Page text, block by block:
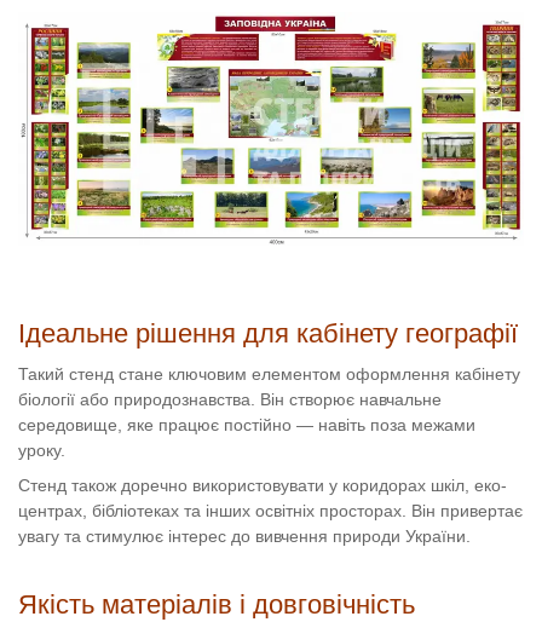
Ідеальне рішення для кабінету географії
Такий стенд стане ключовим елементом оформлення кабінету
біології або природознавства. Він створює навчальне
середовище, яке працює постійно — навіть поза межами
уроку.
Стенд також доречно використовувати у коридорах шкіл, еко-
центрах, бібліотеках та інших освітніх просторах. Він привертає
увагу та стимулює інтерес до вивчення природи України.
Якість матеріалів і довговічність